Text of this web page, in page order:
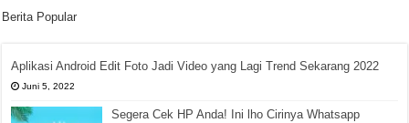
Berita Popular
Aplikasi Android Edit Foto Jadi Video yang Lagi Trend Sekarang 2022
Juni 5, 2022
Segera Cek HP Anda! Ini lho Cirinya Whatsapp